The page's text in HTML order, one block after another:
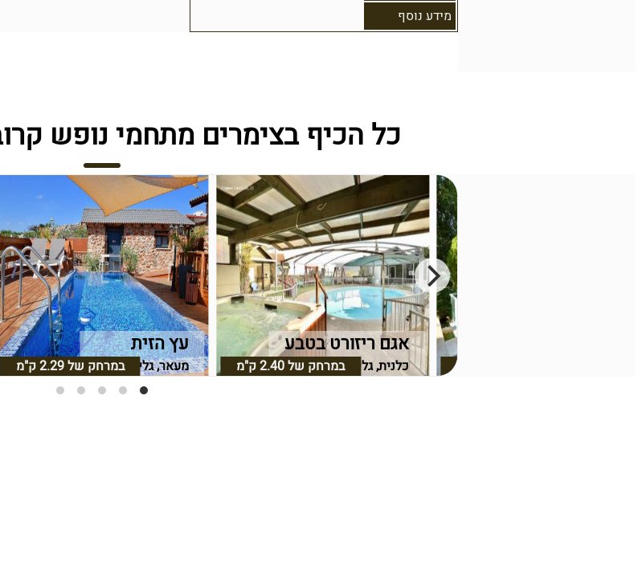
מידע נוסף
כל הכיף בצימרים מתחמי נופש
עץ הזית
מעאר, גליל תחתוןבמרחק של2.29 ק"מ
אגם ריזורט בטבע
כלנית, גליל תחתוןבמרחק של2.40 ק"מ